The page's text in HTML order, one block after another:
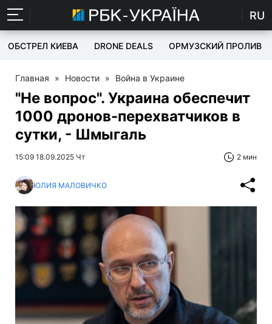
RU
ОБСТРЕЛ КИЕВА DRONE DEALS ОРМУЗСКИЙ ПРОЛИВ
Главная » Новости » Война в Украине
"Не вопрос". Украина обеспечит
1000 дронов-перехватчиков в
сутки, - Шмыгаль
15:09 18.09.2025 Чт 2 мин
ЮЛИЯ МАЛОВИЧКО